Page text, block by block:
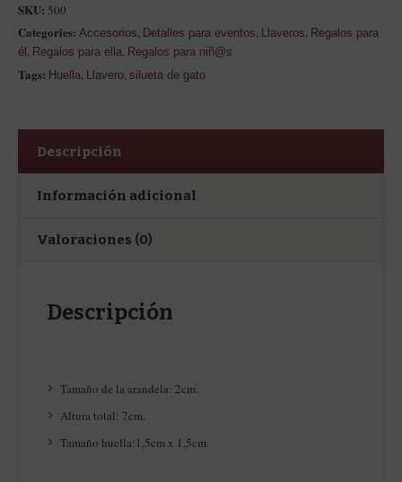
SKU: 500
Categories: Accesorios, Detalles para eventos, Llaveros, Regalos para
él , Regalos para ella, Regalos para niñ@s
Tags: Huella, Llavero, silueta de gato
Descripción
Información adicional
Valoraciones (0)
Descripción
Tamaño de la arandela: 2cm.
Altura total: 7cm.
Tamaño huella:1,5cm x 1,5cm.